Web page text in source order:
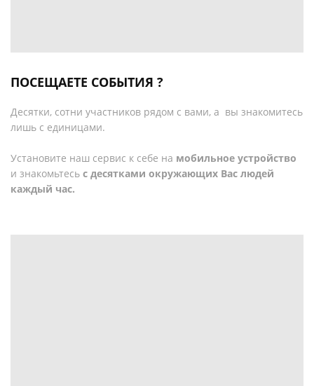
ПОСЕЩАЕТЕ СОБЫТИЯ ?
Десятки, сотни участников рядом с вами, а вы знакомитесь
лишь с единицами.
Установите наш сервис к себе на мобильное устройство
и знакомьтесь с десятками окружающих Вас людей
каждый час.